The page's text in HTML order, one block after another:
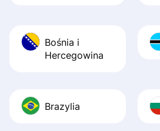
Bośnia i
Hercegowina
Brazylia